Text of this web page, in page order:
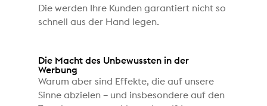
Die werden Ihre Kunden garantiert nicht so
schnell aus der Hand legen.
Die Macht des Unbewussten in der
Werbung
Warum aber sind Effekte, die auf unsere
Sinne abzielen – und insbesondere auf den